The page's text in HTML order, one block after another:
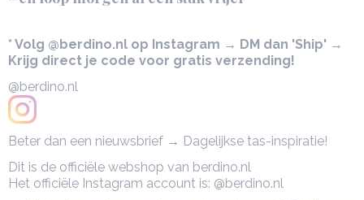
* Volg @berdino.nl op Instagram → DM dan 'Ship' →
Krijg direct je code voor gratis verzending!
@berdino.nl
Beter dan een nieuwsbrief → Dagelijkse tas-inspiratie!
Dit is de officiële webshop van berdino.nl
Het officiële Instagram account is: @berdino.nl